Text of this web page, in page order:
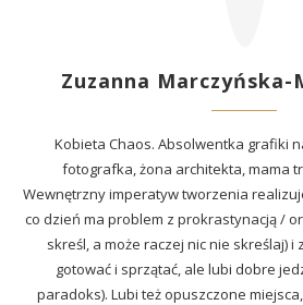
Zuzanna Marczyńska-
Kobieta Chaos. Absolwentka grafiki
fotografka, żona architekta, mama
Wewnętrzny imperatyw tworzenia
co dzień ma problem z prokrastynacją /
skreśl, a może raczej nic nie skreślaj) i
gotować i sprzątać, ale lubi dobre
paradoks). Lubi też opuszczone